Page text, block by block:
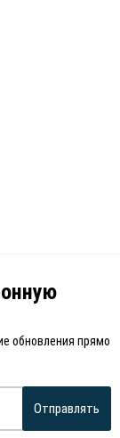
обновления прямо
Отправлять